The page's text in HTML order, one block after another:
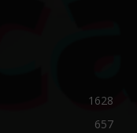
1628
657